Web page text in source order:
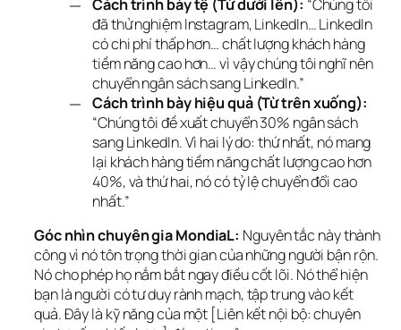
Cách trình bày tệ (Từ dưới lên): “Chúng tôi
đã thử nghiệm Instagram, LinkedIn… LinkedIn
có chi phí thấp hơn… chất lượng khách hàng
tiềm năng cao hơn… vì vậy chúng tôi nghĩ nên
chuyển ngân sách sang LinkedIn.”
Cách trình bày hiệu quả (Từ trên xuống):
“Chúng tôi đề xuất chuyển 30% ngân sách
sang LinkedIn. Vì hai lý do: thứ nhất, nó mang
lại khách hàng tiềm năng chất lượng cao hơn
40%, và thứ hai, nó có tỷ lệ chuyển đổi cao
nhất.”
Góc nhìn chuyên gia MondiaL: Nguyên tắc này thành
công vì nó tôn trọng thời gian của những người bận rộn.
Nó cho phép họ nắm bắt ngay điều cốt lõi. Nó thể hiện
bạn là người có tư duy rành mạch, tập trung vào kết
quả. Đây là kỹ năng của một [Liên kết nội bộ: chuyên